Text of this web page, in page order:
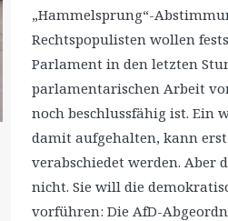
„Hammelsprung“-
Rechtspopulisten wollen
Parlament in den letzten
parlamentarischen Arbeit
noch beschlussfähig ist. Ein
damit aufgehalten, kann
verabschiedet werden. Aber
nicht. Sie will die
vorführen: Die AfD-